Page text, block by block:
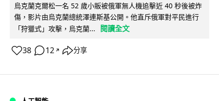
烏克蘭克爾松一名 52 歲小販被俄軍無人機追擊近 40 秒後被炸
傷，影片由烏克蘭總統澤連斯基公開。他直斥俄軍對平民進行
「狩獵式」攻擊，烏克蘭...
閱讀全文
38 12 ↗ 分享